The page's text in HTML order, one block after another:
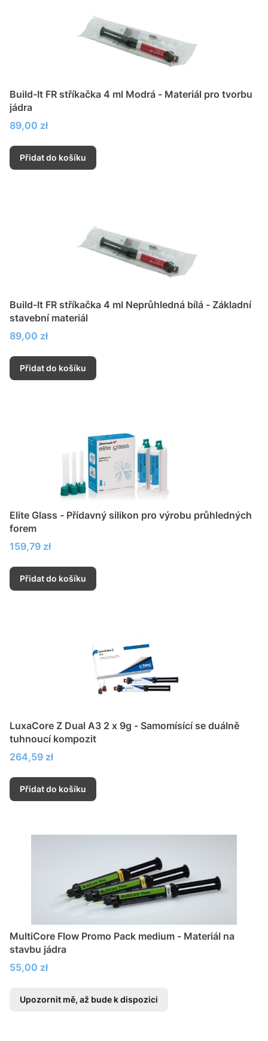
Build-It FR stříkačka 4 ml Modrá - Materiál pro tvorbu
jádra
Cena
89,00 zł
Přidat do košíku
Build-It FR stříkačka 4 ml Neprůhledná bílá - Základní
stavební materiál
Cena
89,00 zł
Přidat do košíku
Elite Glass - Přídavný silikon pro výrobu průhledných
forem
Cena
159,79 zł
Přidat do košíku
LuxaCore Z Dual A3 2 x 9g - Samomísící se duálně
tuhnoucí kompozit
Cena
264,59 zł
Přidat do košíku
MultiCore Flow Promo Pack medium - Materiál na
stavbu jádra
Cena
55,00 zł
Upozornit mě, až bude k dispozici